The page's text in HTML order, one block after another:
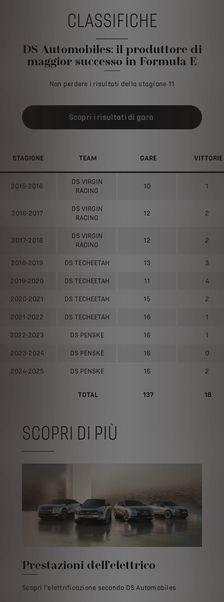
CLASSIFICHE
DS Automobiles: il produttore di
maggior successo in Formula E
Non perdere i risultati della stagione 11
Scopri i risultati di gara
STAGIONE TEAM GARE VITTORIE
2015-2016
DS VIRGIN
RACING
10 1
2016-2017
DS VIRGIN
RACING
12 2
2017-2018
DS VIRGIN
RACING
12 2
2018-2019 DS TECHEETAH 13 3
2019-2020 DS TECHEETAH 11 4
2020-2021 DS TECHEETAH 15 2
2021-2022 DS TECHEETAH 16 1
2022-2023 DS PENSKE 16 1
2023-2024 DS PENSKE 16 0
2024-2025 DS PENSKE 16 2
TOTAL 137 18
SCOPRI DI PIÙ
Prestazioni dell'elettrico
Scopri l'elettrificazione secondo DS Automobiles